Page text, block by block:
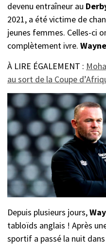
devenu entraîneur au
2021, a été victime de
jeunes femmes. Celles-ci
complètement ivre.
À LIRE ÉGALEMENT :
au sort de la Coupe
Depuis plusieurs jours,
tabloïds anglais ! Après
sportif a passé la nuit